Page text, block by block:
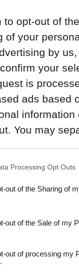
to opt-out of
of your
by
your
is
ads based
You may
Participants
Processing Opt Outs
out of the Sharing of
out of the Sale of my
out of processing my